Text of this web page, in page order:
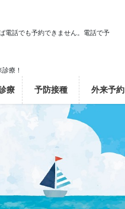
電話でも予約できません。電話で予
療！
療 予防接種 外来予約